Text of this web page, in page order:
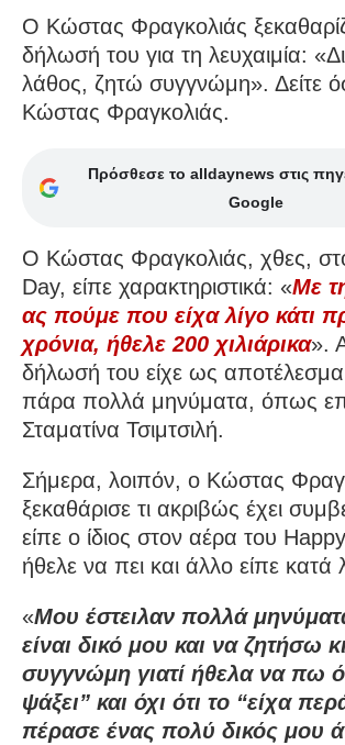
Ο Κώστας Φραγκολιάς
δήλωσή του για τη λευχαιμία:
λάθος, ζητώ συγγνώμη». Δείτε
Κώστας Φραγκολιάς.
Πρόσθεσε το alldaynews στις
Google
Ο Κώστας Φραγκολιάς, χθες,
Day, είπε χαρακτηριστικά: «Με
ας πούμε που είχα λίγο κάτι
χρόνια, ήθελε 200 χιλιάρικα».
δήλωσή του είχε ως αποτέλεσμα
πάρα πολλά μηνύματα, όπως
Σταματίνα Τσιμτσιλή.
Σήμερα, λοιπόν, ο Κώστας
ξεκαθάρισε τι ακριβώς έχει
είπε ο ίδιος στον αέρα του
ήθελε να πει και άλλο είπε κατά
«Μου έστειλαν πολλά
είναι δικό μου και να ζητήσω
συγγνώμη γιατί ήθελα να πω
ψάξει” και όχι ότι το “είχα
πέρασε ένας πολύ δικός μου